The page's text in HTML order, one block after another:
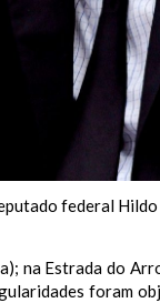
federal Hildo
na Estrada do
foram